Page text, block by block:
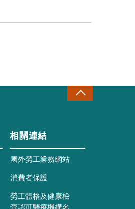
相關連結
國外勞工業務網站
消費者保護
勞工體格及健康檢
查認可醫療機構名